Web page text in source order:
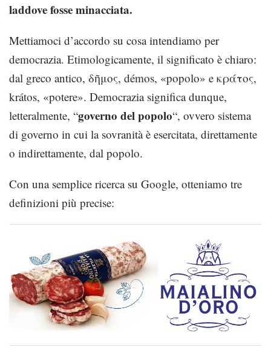
laddove fosse minacciata.
Mettiamoci d’accordo su cosa intendiamo per
democrazia. Etimologicamente, il significato è chiaro:
dal greco antico, δῆμος, démos, «popolo» e κράτος,
krátos, «potere». Democrazia significa dunque,
letteralmente, “governo del popolo“, ovvero sistema
di governo in cui la sovranità è esercitata, direttamente
o indirettamente, dal popolo.
Con una semplice ricerca su Google, otteniamo tre
definizioni più precise: